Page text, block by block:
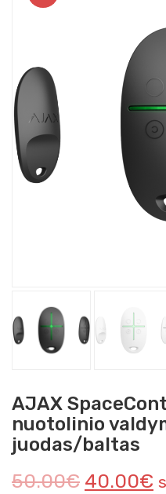
AJAX
nuotolinio
juodas/baltas
50.00€ 40.00€